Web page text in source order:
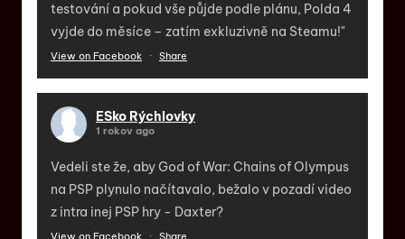
testování a pokud vše půjde podle plánu, Polda 4
vyjde do měsíce – zatím exkluzivně na Steamu!"
View on Facebook · Share
ESko Rýchlovky
1 rokov ago
Vedeli ste že, aby God of War: Chains of Olympus
na PSP plynulo načítavalo, bežalo v pozadí video
z intra inej PSP hry - Daxter?
View on Facebook · Share